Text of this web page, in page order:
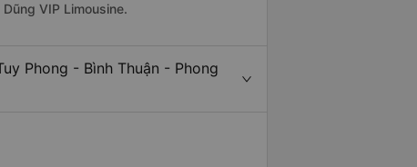
VIP Limousine.
Phong - Bình Thuận - Phong